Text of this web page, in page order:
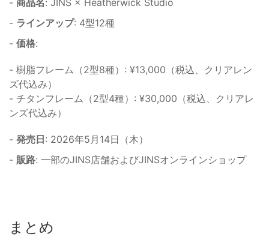
- 商品名: JINS × Heatherwick Studio
- ラインアップ: 4型12種
- 価格:
- 樹脂フレーム（2型8種）: ¥13,000（税込、クリアレン
ズ代込み）
- チタンフレーム（2型4種）: ¥30,000（税込、クリアレ
ンズ代込み）
- 発売日 : 2026年5月14日（木）
- 販路: 一部のJINS店舗およびJINSオンラインショップ
まとめ